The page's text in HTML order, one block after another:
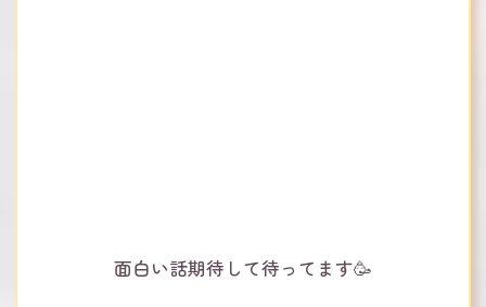
面白い話期待して待ってます🥳